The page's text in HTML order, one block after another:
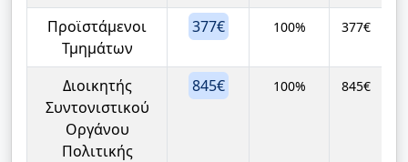
Προϊστάμενοι
Τμημάτων
377€ 100% 377€
Διοικητής
Συντονιστικού
Οργάνου
Πολιτικής
845€ 100% 845€